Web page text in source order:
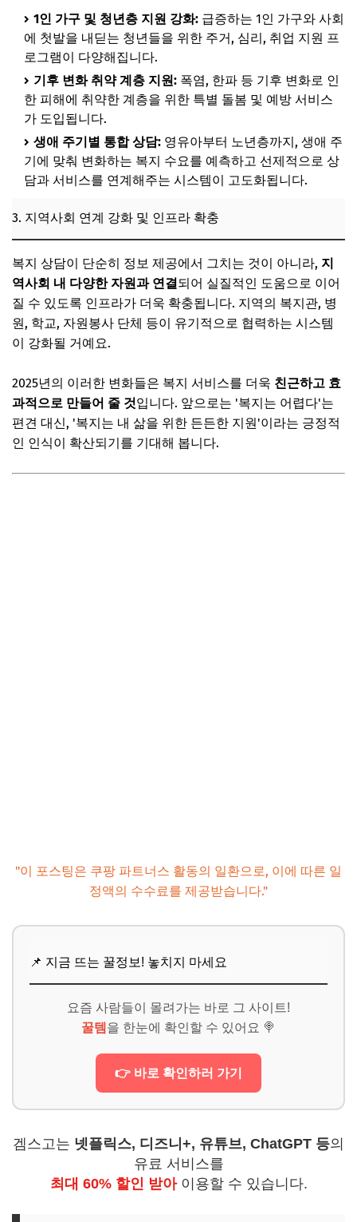
1인 가구 및 청년층 지원 강화: 급증하는 1인 가구와 사회
에 첫발을 내딛는 청년들을 위한 주거, 심리, 취업 지원 프
로그램이 다양해집니다.
기후 변화 취약 계층 지원: 폭염, 한파 등 기후 변화로 인
한 피해에 취약한 계층을 위한 특별 돌봄 및 예방 서비스
가 도입됩니다.
생애 주기별 통합 상담: 영유아부터 노년층까지, 생애 주
기에 맞춰 변화하는 복지 수요를 예측하고 선제적으로 상
담과 서비스를 연계해주는 시스템이 고도화됩니다.
3. 지역사회 연계 강화 및 인프라 확충
복지 상담이 단순히 정보 제공에서 그치는 것이 아니라, 지
역사회 내 다양한 자원과 연결되어 실질적인 도움으로 이어
질 수 있도록 인프라가 더욱 확충됩니다. 지역의 복지관, 병
원, 학교, 자원봉사 단체 등이 유기적으로 협력하는 시스템
이 강화될 거예요.
2025년의 이러한 변화들은 복지 서비스를 더욱 친근하고 효
과적으로 만들어 줄 것입니다. 앞으로는 '복지는 어렵다'는
편견 대신, '복지는 내 삶을 위한 든든한 지원'이라는 긍정적
인 인식이 확산되기를 기대해 봅니다.
"이 포스팅은 쿠팡 파트너스 활동의 일환으로, 이에 따른 일
정액의 수수료를 제공받습니다."
📌 지금 뜨는 꿀정보! 놓치지 마세요
요즘 사람들이 몰려가는 바로 그 사이트!
꿀템 을 한눈에 확인할 수 있어요 🍭
👉 바로 확인하러 가기
겜스고는 넷플릭스, 디즈니+, 유튜브, ChatGPT 등의
유료 서비스를
최대 60% 할인 받아이용할 수 있습니다.